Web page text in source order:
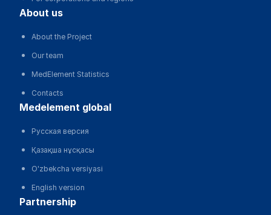
about us
About the Project
Our team
MedElement Statistics
Contacts
medelement global
Русская версия
Қазақша нұсқасы
O'zbekcha versiyasi
English version
partnership